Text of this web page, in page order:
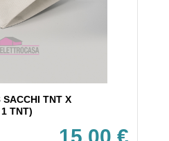
SACCHI TNT X
TNT)